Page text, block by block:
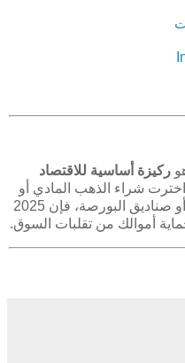
ركيزة أساسية للاقتصاد
اخترت شراء الذهب المادي أو
أو صناديق البورصة، فإن 2025
أموالك من تقلبات السوق.